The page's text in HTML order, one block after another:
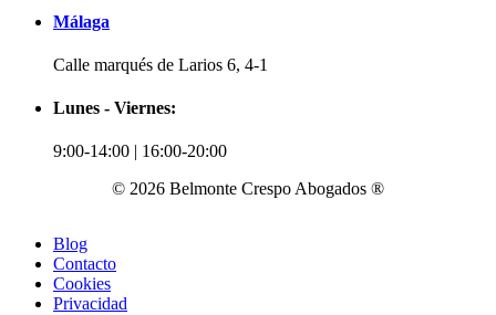
Málaga
Calle marqués de Larios 6, 4-1
Lunes - Viernes:
9:00-14:00 | 16:00-20:00
© 2026 Belmonte Crespo Abogados ®
Blog
Contacto
Cookies
Privacidad